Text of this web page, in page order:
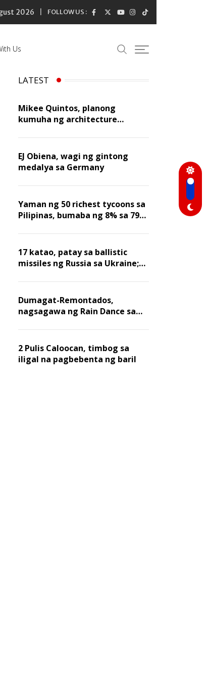
2026 FOLLOW US :
Us
LATEST
Mikee Quintos, planong
kumuha ng architecture
taon
EJ Obiena, wagi ng gintong
medalya sa Germany
Yaman ng 50 richest tycoons sa
Pilipinas, bumaba ng 8% sa 79
17 katao, patay sa ballistic
missiles ng Russia sa Ukraine;
nawasak
Dumagat-Remontados,
nagsagawa ng Rain Dance sa
2 Pulis Caloocan, timbog sa
iligal na pagbebenta ng baril